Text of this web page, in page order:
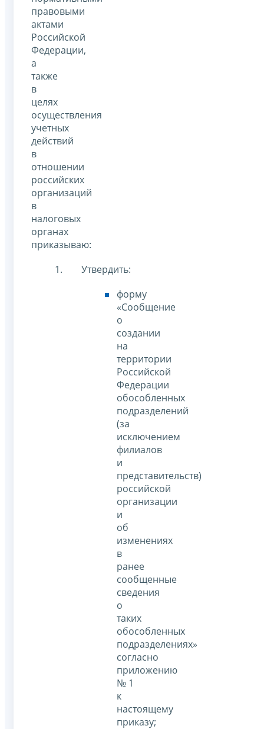
правовыми
актами
Российской
Федерации,
а
также
в
целях
осуществления
учетных
действий
в
отношении
российских
организаций
в
налоговых
органах
приказываю:
Утвердить:
форму
«Сообщение
о
создании
на
территории
Российской
Федерации
обособленных
подразделений
(за
исключением
филиалов
и
представительств)
российской
организации
и
об
изменениях
в
ранее
сообщенные
сведения
о
таких
обособленных
подразделениях»
согласно
приложению
№ 1
к
настоящему
приказу;